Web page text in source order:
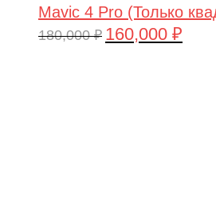
Mavic 4 Pro (Только
180,000₽ Первоначальная
160,000 ₽